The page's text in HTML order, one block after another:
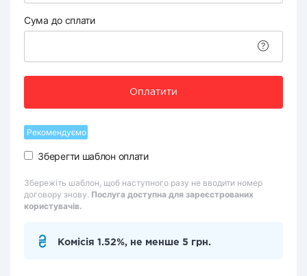
Сума до сплати
Оплатити
Рекомендуємо
Зберегти шаблон оплати
Збережіть шаблон, щоб наступного разу не вводити номер
договору знову. Послуга доступна для зареєстрованих
користувачів.
Комісія 1.52%, не менше 5 грн.